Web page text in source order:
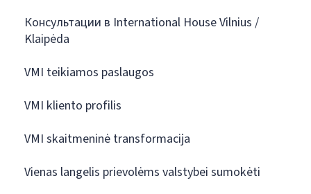
Консультации в International House Vilnius /
Klaipėda
VMI teikiamos paslaugos
VMI kliento profilis
VMI skaitmeninė transformacija
Vienas langelis prievolėms valstybei sumokėti